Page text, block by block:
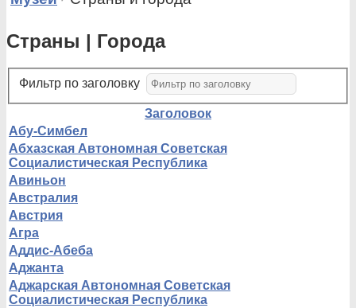
Страны | Города
Фильтр по заголовку
Заголовок
Абу-Симбел
Абхазская Автономная Советская
Социалистическая Республика
Авиньон
Австралия
Австрия
Агра
Аддис-Абеба
Аджанта
Аджарская Автономная Советская
Социалистическая Республика